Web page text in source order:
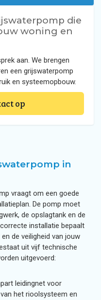
die
woning en
aan. We brengen
een grijswaterpomp
en systeemopbouw.
op
in
vraagt om een goede
De pomp moet
de opslagtank en de
installatie bepaalt
de veiligheid van jouw
uit vijf technische
uitgevoerd:
leidingnet voor
het rioolsysteem en